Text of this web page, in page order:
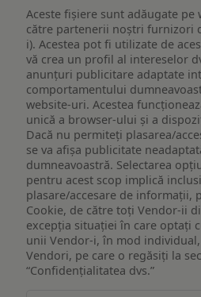
Aceste fișiere sunt adăugate
către partenerii noștri furnizori
i). Acestea pot fi utilizate de
vă crea un profil al intereselor
anunțuri publicitare adaptate
comportamentului
website-uri. Acestea
unică a browser-ului și a
Dacă nu permiteți plasarea/
se va afișa publicitate
dumneavoastră. Selectarea
pentru acest scop implică
plasare/accesare de informații,
Cookie, de către toți Vendor-ii
excepția situației în care optați
unii Vendor-i, în mod
Vendori, pe care o regăsiți la
“Confidențialitatea dvs.”